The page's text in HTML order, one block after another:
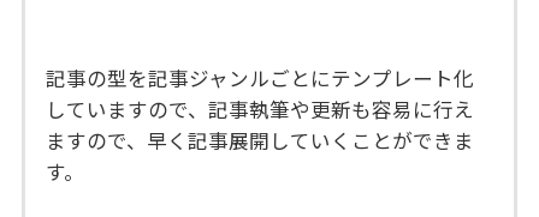
記事の型を記事ジャンルごとにテンプレート化
していますので、記事執筆や更新も容易に行え
ますので、早く記事展開していくことができま
す。